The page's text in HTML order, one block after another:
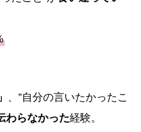
、”自分の言いたかったこ
わらなかった経験。